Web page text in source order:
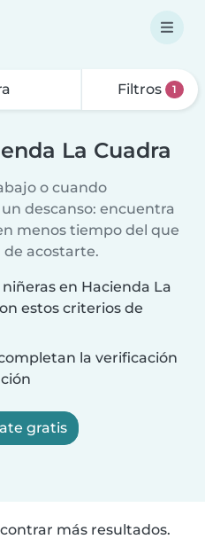
Filtros 1
La Cuadra
o cuando
descanso: encuentra
menos tiempo del que
de acostarte.
en Hacienda La
estos criterios de
la verificación
gratis
más resultados.